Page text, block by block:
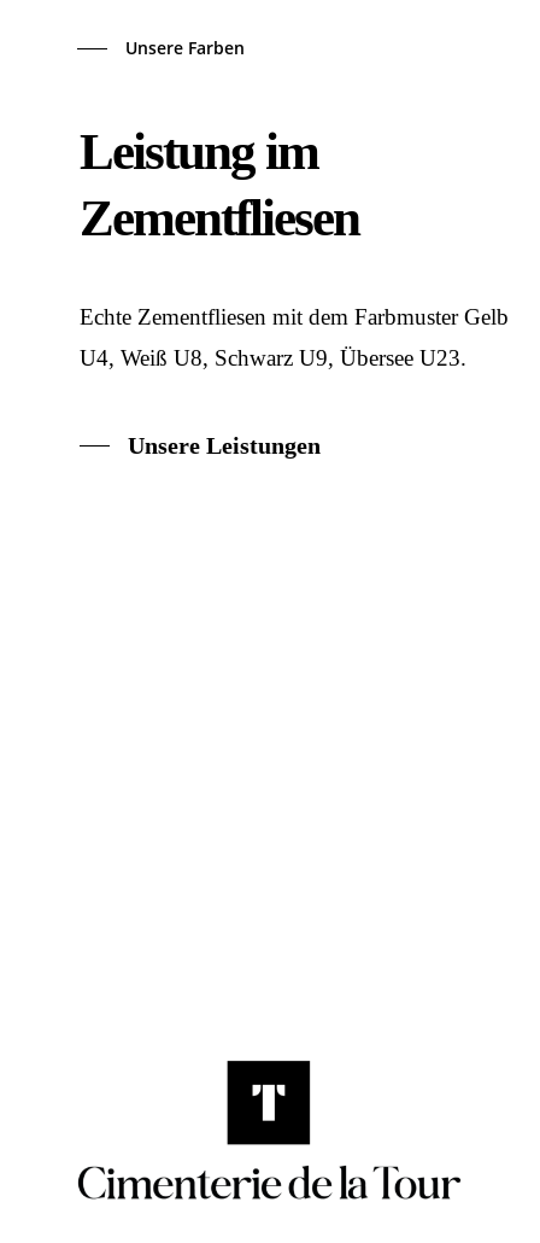
Unsere Farben
Leistung im
Zementfliesen
Echte Zementfliesen mit dem Farbmuster Gelb
U4, Weiß U8, Schwarz U9, Übersee U23.
Unsere Leistungen